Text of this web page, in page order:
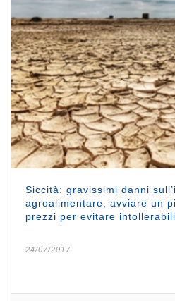
Siccità: gravissimi danni
agroalimentare, avviare un
prezzi per evitare
24/07/2017